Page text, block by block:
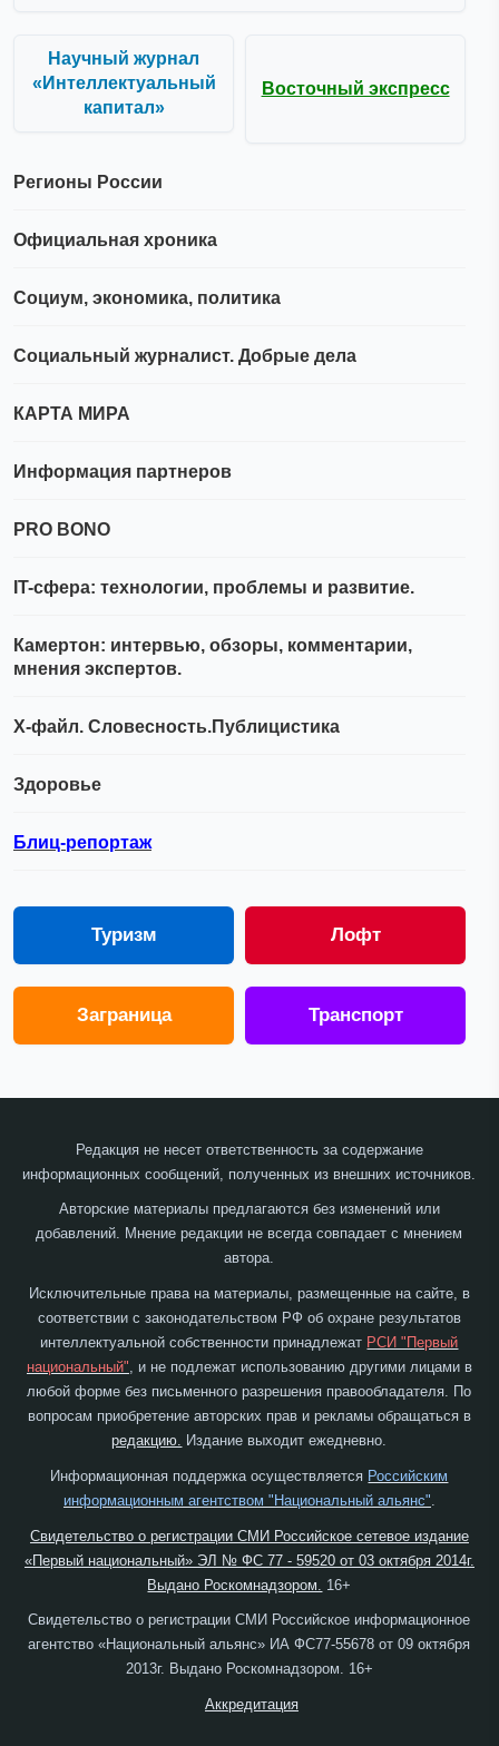
Научный журнал
«Интеллектуальный
капитал»
Восточный экспресс
Регионы России
Официальная хроника
Социум, экономика, политика
Социальный журналист. Добрые дела
КАРТА МИРА
Информация партнеров
PRO BONO
IT-сфера: технологии, проблемы и развитие.
Камертон: интервью, обзоры, комментарии,
мнения экспертов.
Х-файл. Словесность.Публицистика
Здоровье
Блиц-репортаж
Туризм Лофт
Заграница Транспорт
Редакция не несет ответственность за содержание
информационных сообщений, полученных из внешних источников.
Авторские материалы предлагаются без изменений или
добавлений. Мнение редакции не всегда совпадает с мнением
автора.
Исключительные права на материалы, размещенные на сайте, в
соответствии с законодательством РФ об охране результатов
интеллектуальной собственности принадлежат РСИ "Первый
национальный", и не подлежат использованию другими лицами в
любой форме без письменного разрешения правообладателя. По
вопросам приобретение авторских прав и рекламы обращаться в
редакцию. Издание выходит ежедневно.
Информационная поддержка осуществляется Российским
информационным агентством "Национальный альянс"
Свидетельство о регистрации СМИ Российское сетевое издание
«Первый национальный» ЭЛ № ФС 77 - 59520 от 03 октября 2014г.
Выдано Роскомнадзором.
16+
Свидетельство о регистрации СМИ Российское информационное
агентство «Национальный альянс» ИА ФС77-55678 от 09 октября
2013г. Выдано Роскомнадзором. 16+
Аккредитация